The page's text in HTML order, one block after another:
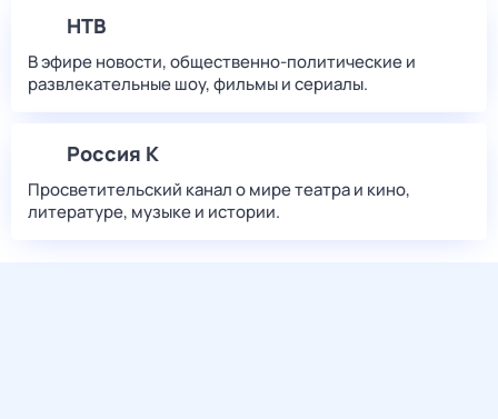
НТВ
В эфире новости, общественно-политические и
развлекательные шоу, фильмы и сериалы.
Россия К
Просветительский канал о мире театра и кино,
литературе, музыке и истории.